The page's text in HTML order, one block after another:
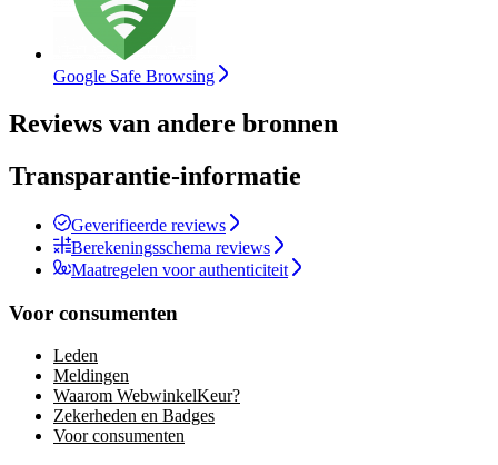
Google Safe Browsing
Reviews van andere bronnen
Transparantie-informatie
Geverifieerde reviews
Berekeningsschema reviews
Maatregelen voor authenticiteit
Voor consumenten
Leden
Meldingen
Waarom WebwinkelKeur?
Zekerheden en Badges
Voor consumenten